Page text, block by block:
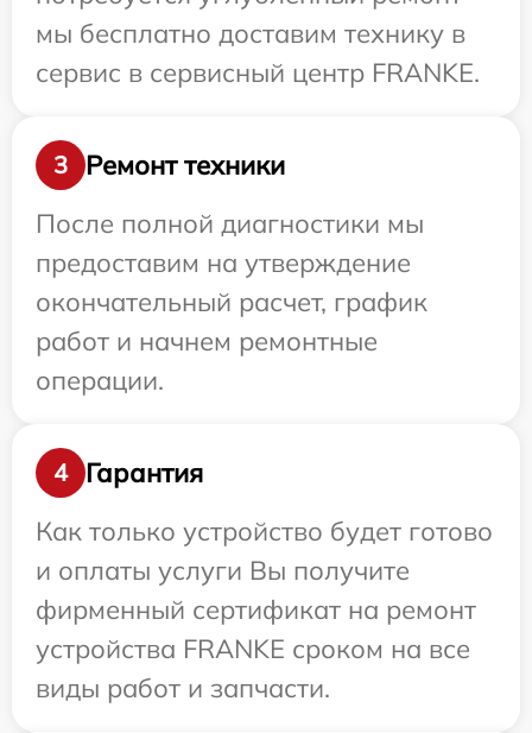
мы бесплатно доставим технику в
сервис в сервисный центр FRANKE.
3
Ремонт техники
После полной диагностики мы
предоставим на утверждение
окончательный расчет, график
работ и начнем ремонтные
операции.
4
Гарантия
Как только устройство будет готово
и оплаты услуги Вы получите
фирменный сертификат на ремонт
устройства FRANKE сроком на все
виды работ и запчасти.